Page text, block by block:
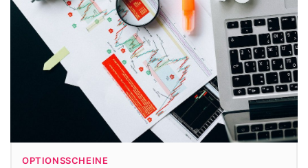
OPTIONSSCHEINE